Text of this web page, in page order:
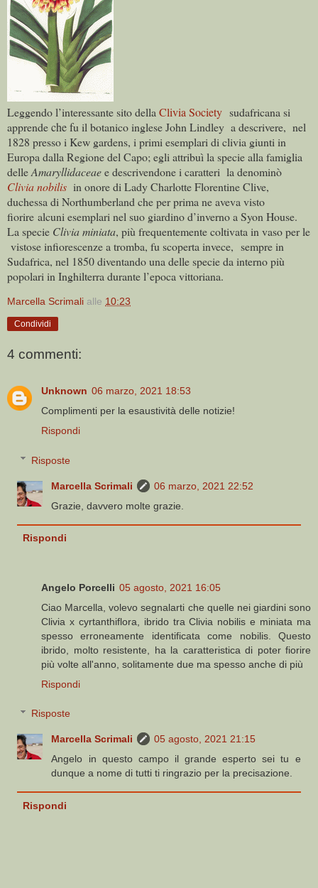
Leggendo l’interessante sito della Clivia Society sudafricana si
apprendeche fu il botanico inglese John Lindley a descrivere, nel
1828 presso i Kew gardens, i primi esemplari di clivia giunti in
Europa dalla Regione del Capo; egli attribuì la specie alla famiglia
delleAmaryllidaceaee descrivendone i caratteri la denominò
Clivia nobilis in onore di Lady Charlotte Florentine Clive,
duchessa di Northumberland che per prima ne aveva visto
fiorire alcuni esemplari nel suo giardino d’inverno a Syon House.
La specie Clivia miniata, più frequentemente coltivata in vaso per le
vistose infiorescenze a tromba, fu scoperta invece, sempre in
Sudafrica, nel 1850 diventando una delle specie da interno più
popolari in Inghilterra durante l’epoca vittoriana.
Marcella Scrimali alle 10:23
Condividi
4 commenti:
Unknown 06 marzo, 2021 18:53
Complimenti per la esaustività delle notizie!
Rispondi
Risposte
Marcella Scrimali
06 marzo, 2021 22:52
Grazie, davvero molte grazie.
Rispondi
Angelo Porcelli 05 agosto, 2021 16:05
Ciao Marcella, volevo segnalarti che quelle nei giardini sono
Clivia x cyrtanthiflora, ibrido tra Clivia nobilis e miniata ma
spesso erroneamente identificata come nobilis. Questo
ibrido, molto resistente, ha la caratteristica di poter fiorire
più volte all'anno, solitamente due ma spesso anche di più
Rispondi
Risposte
Marcella Scrimali
05 agosto, 2021 21:15
Angelo in questo campo il grande esperto sei tu e
dunque a nome di tutti ti ringrazio per la precisazione.
Rispondi